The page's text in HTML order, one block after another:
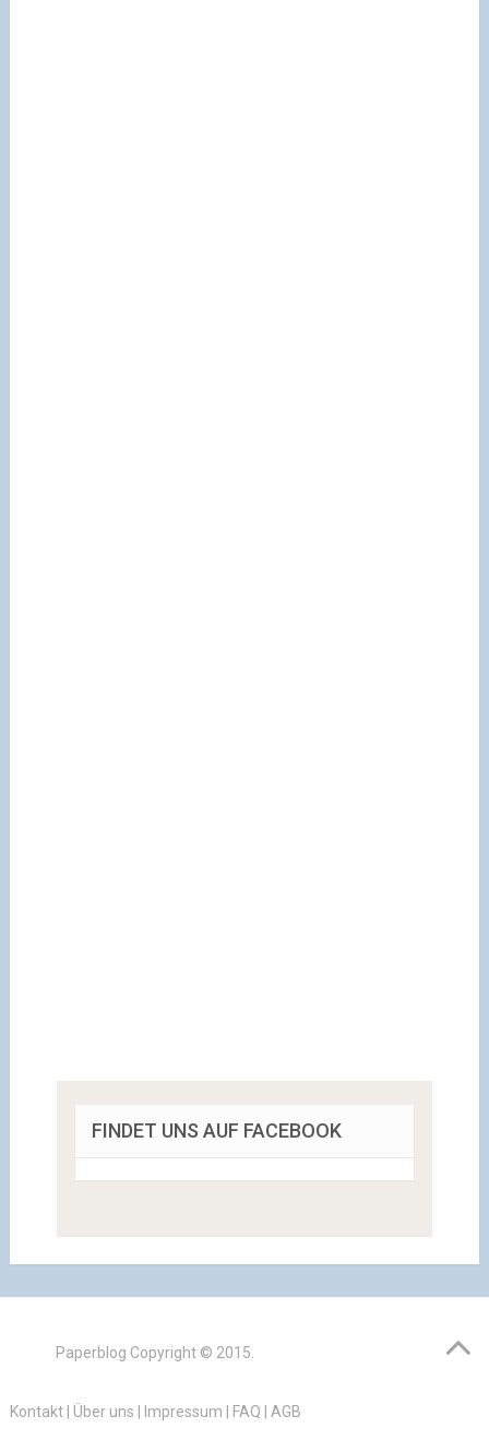
FINDET UNS AUF FACEBOOK
Paperblog Copyright © 2015.
Kontakt| Über uns Impressum FAQ AGB